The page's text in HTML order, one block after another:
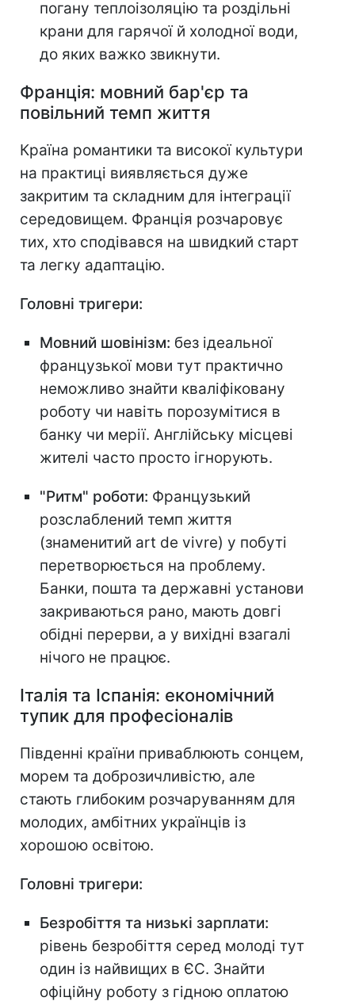
погану теплоізоляцію та роздільні
крани для гарячої й холодної води,
до яких важко звикнути.
Франція: мовний бар'єр та
повільний темп життя
Країна романтики та високої культури
на практиці виявляється дуже
закритим та складним для інтеграції
середовищем. Франція розчаровує
тих, хто сподівався на швидкий старт
та легку адаптацію.
Головні тригери:
Мовний шовінізм: без ідеальної
французької мови тут практично
неможливо знайти кваліфіковану
роботу чи навіть порозумітися в
банку чи мерії. Англійську місцеві
жителі часто просто ігнорують.
"Ритм" роботи: Французький
розслаблений темп життя
(знаменитий art de vivre) у побуті
перетворюється на проблему.
Банки, пошта та державні установи
закриваються рано, мають довгі
обідні перерви, а у вихідні взагалі
нічого не працює.
Італія та Іспанія: економічний
тупик для професіоналів
Південні країни приваблюють сонцем,
морем та доброзичливістю, але
стають глибоким розчаруванням для
молодих, амбітних українців із
хорошою освітою.
Головні тригери:
Безробіття та низькі зарплати:
рівень безробіття серед молоді тут
один із найвищих в ЄС. Знайти
офіційну роботу з гідною оплатою